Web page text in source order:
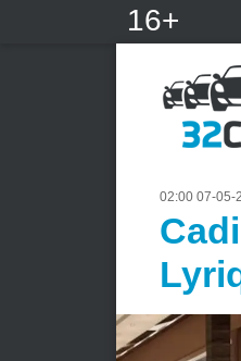
16+
02:00 07-05-